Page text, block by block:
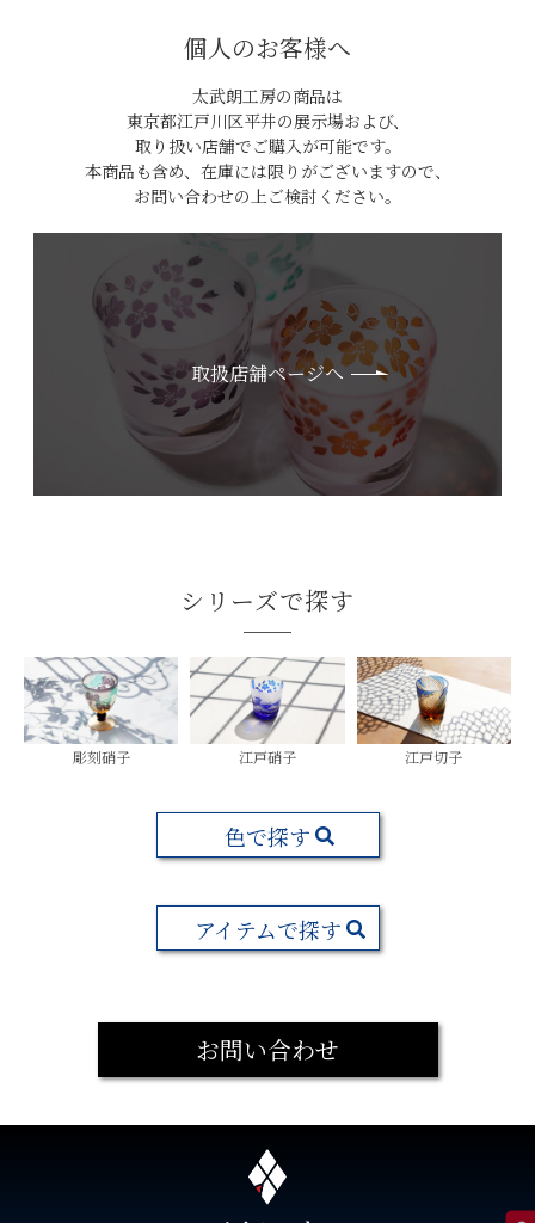
個人のお客様へ
太武朗工房の商品は
東京都江戸川区平井の展示場および、
取り扱い店舗でご購入が可能です。
本商品も含め、在庫には限りがございますので、
お問い合わせの上ご検討ください。
取扱店舗ページへ
シリーズで探す
彫刻硝子 江戸硝子 江戸切子
色で探す
アイテムで探す
お問い合わせ